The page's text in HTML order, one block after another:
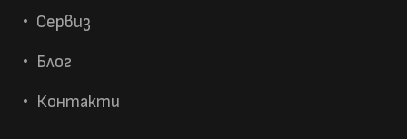
Сервиз
Блог
Контакти